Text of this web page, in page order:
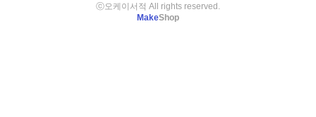
ⓒ오케이서적 All rights reserved.
MakeShop